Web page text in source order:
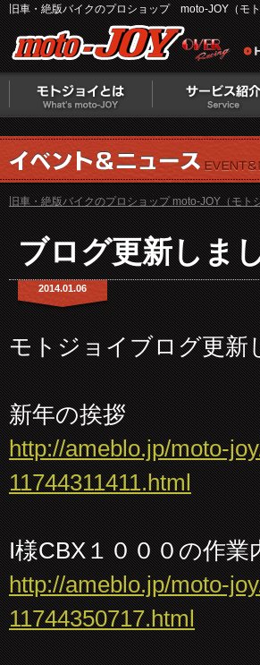
旧車・絶版バイクのプロショップ moto-JOY（モ
旧車・絶版バイクのプロショップ moto-JOY（モト
ブログ更新しま
2014.01.06
モトジョイブログ更新
新年の挨拶
http://ameblo.jp/moto-
11744311411.html
I様CBX１０００の作業
http://ameblo.jp/moto-
11744350717.html